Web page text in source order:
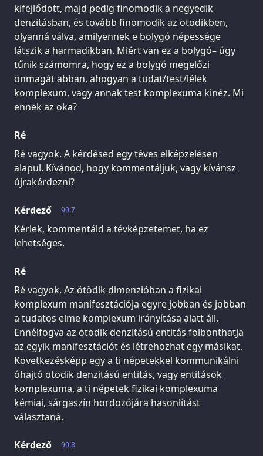
kifejlődött, majd pedig finomodik a negyedik
denzitásban, és tovább finomodik az ötödikben,
olyanná válva, amilyennek e bolygó népessége
látszik a harmadikban. Miért van ez a bolygó– úgy
tűnik számomra, hogy ez a bolygó megelőzi
önmagát abban, ahogyan a tudat/test/lélek
komplexum, vagy annak test komplexuma kinéz. Mi
ennek az oka?
Ré
Ré vagyok. A kérdésed egy téves elképzelésen
alapul. Kívánod, hogy kommentáljuk, vagy kívánsz
újrakérdezni?
90.7
Kérdező
Kérlek, kommentáld a tévképzetemet, ha ez
lehetséges.
Ré
Ré vagyok. Az ötödik dimenzióban a fizikai
komplexum manifesztációja egyre jobban és jobban
a tudatos elme komplexum irányítása alatt áll.
Ennélfogva az ötödik denzitású entitás fölbonthatja
az egyik manifesztációt és létrehozhat egy másikat.
Következésképp egy a ti népetekkel kommunikálni
óhajtó ötödik denzitású entitás, vagy entitások
komplexuma, a ti népetek fizikai komplexuma
kémiai, sárgaszín hordozójára hasonlítást
választaná.
90.8
Kérdező